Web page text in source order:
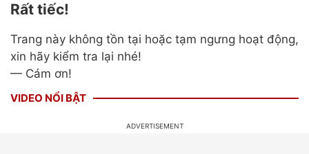
Rất tiếc!
Trang này không tồn tại hoặc tạm ngưng hoạt động,
xin hãy kiểm tra lại nhé!
— Cám ơn!
VIDEO NỔI BẬT